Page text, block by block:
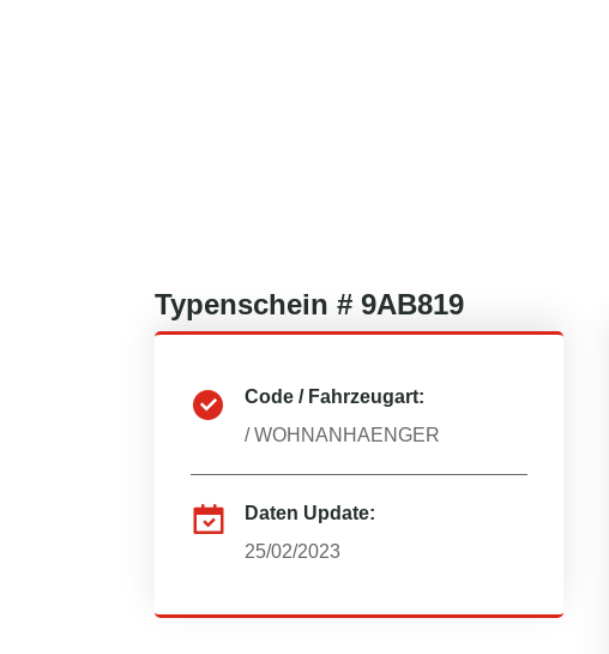
Typenschein # 9AB819
Code / Fahrzeugart:
/WOHNANHAENGER
Daten Update:
25/02/2023